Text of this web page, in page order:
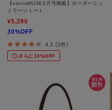
【otonaMUSE5月号掲載】ボーダーニッ
トラージトート
¥5,390
30%OFF
4.3 (3件)
さらに10%OFF